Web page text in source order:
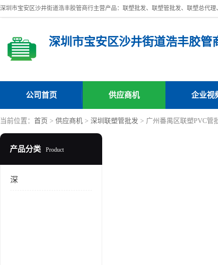
深圳市宝安区沙井街道浩丰胶管
公司首页 供应商机 企业视
当前位置： 首页 > 供应商机 > 深圳联塑管批发 > 广州番禺区联塑PVC管
产品分类 Product
深